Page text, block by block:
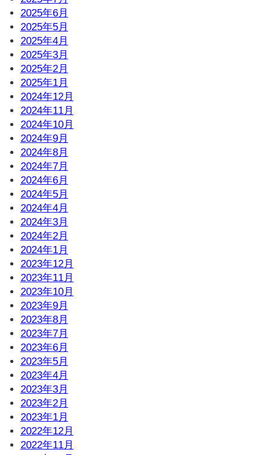
2025年6月
2025年5月
2025年4月
2025年3月
2025年2月
2025年1月
2024年12月
2024年11月
2024年10月
2024年9月
2024年8月
2024年7月
2024年6月
2024年5月
2024年4月
2024年3月
2024年2月
2024年1月
2023年12月
2023年11月
2023年10月
2023年9月
2023年8月
2023年7月
2023年6月
2023年5月
2023年4月
2023年3月
2023年2月
2023年1月
2022年12月
2022年11月